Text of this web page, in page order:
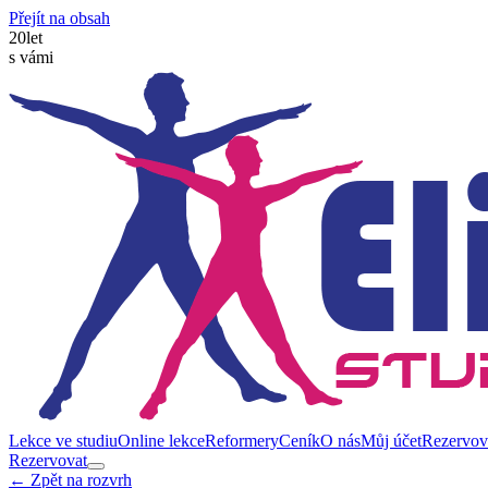
Přejít na obsah
20let
s vámi
Lekce ve studiuOnline lekceReformeryCeníkO násMůj účet
Rezervovat
← Zpět na rozvrh